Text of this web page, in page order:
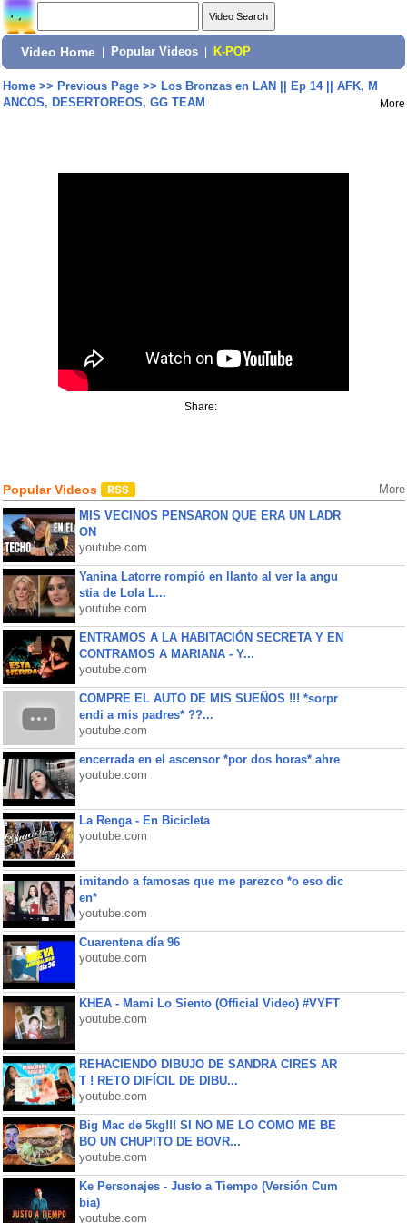
Video Home Popular Videos K-POP
Home>> Previous Page>> Los Bronzas en LAN || Ep 14 || AFK, M
ANCOS, DESERTOREOS, GG TEAM
More
Share:
Popular Videos More
MIS VECINOS PENSARON QUE ERA UN LADR
ON
youtube.com
Yanina Latorre rompió en llanto al ver la angu
stia de Lola L...
youtube.com
ENTRAMOS A LA HABITACIÓN SECRETA Y EN
CONTRAMOS A MARIANA - Y...
youtube.com
COMPRE EL AUTO DE MIS SUEÑOS !!! *sorpr
endi a mis padres* ??...
youtube.com
encerrada en el ascensor *por dos horas* ahre
youtube.com
La Renga - En Bicicleta
youtube.com
imitando a famosas que me parezco *o eso dic
en*
youtube.com
Cuarentena día 96
youtube.com
KHEA - Mami Lo Siento (Official Video) #VYFT
youtube.com
REHACIENDO DIBUJO DE SANDRA CIRES AR
T ! RETO DIFÍCIL DE DIBU...
youtube.com
Big Mac de 5kg!!! SI NO ME LO COMO ME BE
BO UN CHUPITO DE BOVR...
youtube.com
Ke Personajes - Justo a Tiempo (Versión Cum
bia)
youtube.com